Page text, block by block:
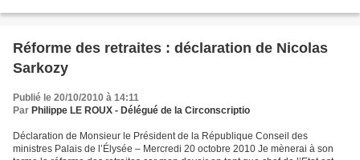
Réforme des retraites : déclaration de Nicolas
Sarkozy
Publié le 20/10/2010 à 14:11
Par Philippe LE ROUX - Délégué de la Circonscriptio
Déclaration de Monsieur le Président de la République Conseil des
ministres Palais de l’Élysée – Mercredi 20 octobre 2010 Je mènerai à son